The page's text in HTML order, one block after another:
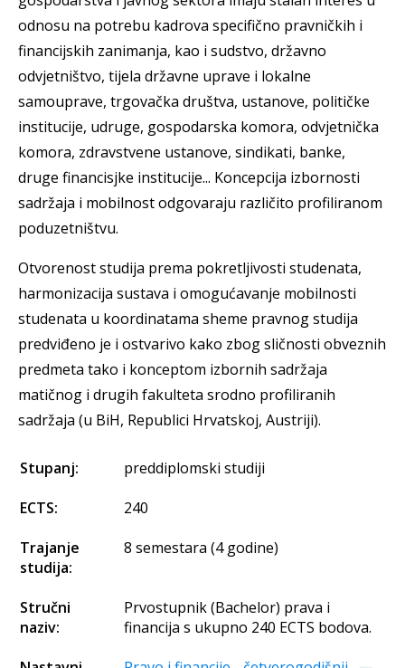
odnosu na potrebu kadrova specifično pravničkih i
financijskih zanimanja, kao i sudstvo, državno
odvjetništvo, tijela državne uprave i lokalne
samouprave, trgovačka društva, ustanove, političke
institucije, udruge, gospodarska komora, odvjetnička
komora, zdravstvene ustanove, sindikati, banke,
druge financisjke institucije... Koncepcija izbornosti
sadržaja i mobilnost odgovaraju različito profiliranom
poduzetništvu.
Otvorenost studija prema pokretljivosti studenata,
harmonizacija sustava i omogućavanje mobilnosti
studenata u koordinatama sheme pravnog studija
predviđeno je i ostvarivo kako zbog sličnosti obveznih
predmeta tako i konceptom izbornih sadržaja
matičnog i drugih fakulteta srodno profiliranih
sadržaja (u BiH, Republici Hrvatskoj, Austriji).
Stupanj:
preddiplomski studiji
ECTS:
240
Trajanje
studija:
8 semestara (4 godine)
Stručni
naziv:
Prvostupnik (Bachelor) prava i
financija s ukupno 240 ECTS bodova.